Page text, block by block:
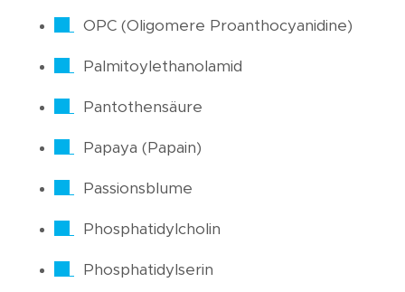
OPC (Oligomere Proanthocyanidine)
Palmitoylethanolamid
Pantothensäure
Papaya (Papain)
Passionsblume
Phosphatidylcholin
Phosphatidylserin